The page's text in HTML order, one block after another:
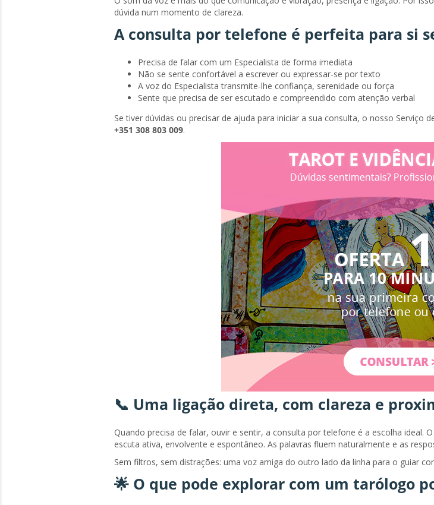
dúvida num momento de clareza.
A consulta por telefone é perfeita para si
Precisa de falar com um Especialista de forma imediata
Não se sente confortável a escrever ou expressar-se por texto
A voz do Especialista transmite-lhe confiança, serenidade ou força
Sente que precisa de ser escutado e compreendido com atenção verbal
Se tiver dúvidas ou precisar de ajuda para iniciar a sua consulta, o nosso Serviço
+351 308 803 009.
📞 Uma ligação direta, com clareza e
Quando precisa de falar, ouvir e sentir, a consulta por telefone é a escolha
escuta ativa, envolvente e espontâneo. As palavras fluem naturalmente e as
Sem filtros, sem distrações: uma voz amiga do outro lado da linha para o guiar
🌟 O que pode explorar com um tarólogo